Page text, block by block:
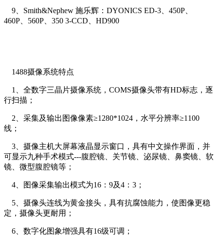
9、Smith&Nephew 施乐辉：DYONICS ED-3、450P、
460P、560P、350 3-CCD、HD900
1488摄像系统特点
1、全数字三晶片摄像系统，COMS摄像头带有HD标志，逐
行扫描；
2、采集及输出图像像素≥1280*1024，水平分辨率≥1100
线；
3、摄像主机大屏幕液晶显示窗口，具有中文操作界面，并
可显示九种手术模式---腹腔镜、关节镜、泌尿镜、鼻窦镜、软
镜、微型腹腔镜等；
4、图像采集输出模式为16：9及4：3；
5、摄像头连线为黄金接头，具有抗腐蚀能力，使图像更稳
定，摄像头更耐用；
6、数字化图象增强具有16级可调；